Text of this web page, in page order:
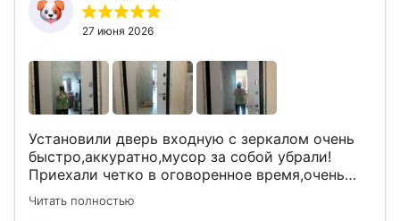
27 июня 2026
Установили дверь входную с зеркалом очень
быстро,аккуратно,мусор за собой убрали!
Приехали четко в оговоренное время,очень
вежливые,деликатные рабочие .Все
понравилось и дверь ,и работа и цена!
Читать полностью